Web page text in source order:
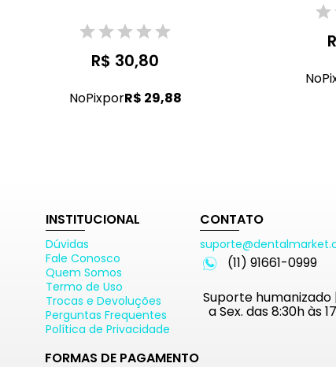
R$ 30,80
NoPixporR$ 29,88
No
INSTITUCIONAL
Dúvidas
Fale Conosco
Quem Somos
Termo de Uso
Trocas e Devoluções
Perguntas Frequentes
Política de Privacidade
CONTATO
(11) 91661-0999
Suporte humanizado
a Sex. das 8:30h às
FORMAS DE PAGAMENTO